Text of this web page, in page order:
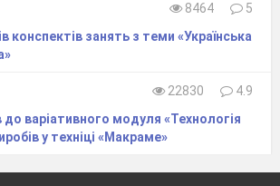
описаним вище.
ЛСК можуть за бажанням
відображуватися на екрані, а
командою Налаштування
з меню
НАСТРОЙКА
. У
що з'явилося на екрані,
послідовно Графічний редактор
СК – Осі локальної системи
8464
5
конспектів занять з теми «Українська
22830
4.9
до варіативного модуля «Технологія
у техніці «Макраме»